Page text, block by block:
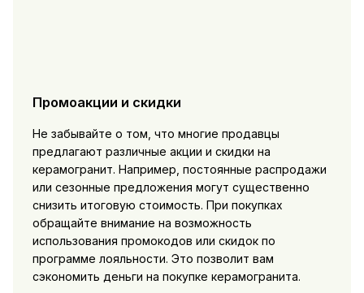
Промоакции и скидки
Не забывайте о том, что многие продавцы
предлагают различные акции и скидки на
керамогранит. Например, постоянные распродажи
или сезонные предложения могут существенно
снизить итоговую стоимость. При покупках
обращайте внимание на возможность
использования промокодов или скидок по
программе лояльности. Это позволит вам
сэкономить деньги на покупке керамогранита.